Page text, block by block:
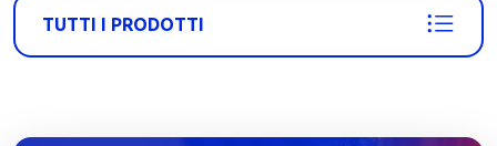
TUTTI I PRODOTTI